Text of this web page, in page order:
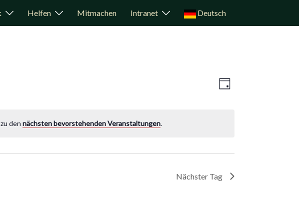
Helfen Mitmachen Intranet Deutsch
den nächsten bevorstehenden Veranstaltungen.
Ansichten-
Tag
Nächster Tag